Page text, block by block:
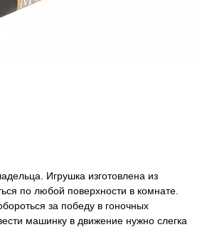
Игрушка изготовлена из
по любой поверхности в комнате.
за победу в гоночных
машинку в движение нужно слегка